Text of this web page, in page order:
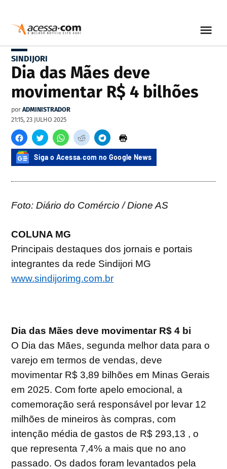
SINDIJORI
Dia das Mães deve
movimentar R$ 4 bilhões
por ADMINISTRADOR
21:15, 23 JULHO 2025
Siga o Acessa.com no Google News
Foto: Diário do Comércio / Dione AS
COLUNA MG
Principais destaques dos jornais e portais
integrantes da rede Sindijori MG
www.sindijorimg.com.br
Dia das Mães deve movimentar R$ 4 bi
O Dia das Mães, segunda melhor data para o
varejo em termos de vendas, deve
movimentar R$ 3,89 bilhões em Minas Gerais
em 2025. Com forte apelo emocional, a
comemoração será responsável por levar 12
milhões de mineiros às compras, com
intenção média de gastos de R$ 293,13 , o
que representa 7,4% a mais que no ano
passado. Os dados foram levantados pela